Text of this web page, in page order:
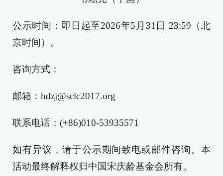
公示时间：即日起至2026年5月31日 23:59（北
京时间）。
咨询方式：
邮箱：hdzj@sclc2017.org
联系电话：(+86)010-53935571
如有异议，请于公示期间致电或邮件咨询。本
活动最终解释权归中国宋庆龄基金会所有。